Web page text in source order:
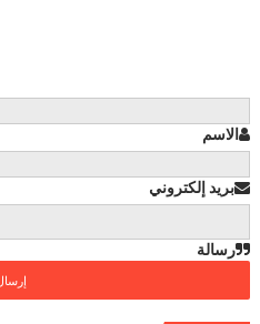
الاسم
بريد إلكتروني
رسالة